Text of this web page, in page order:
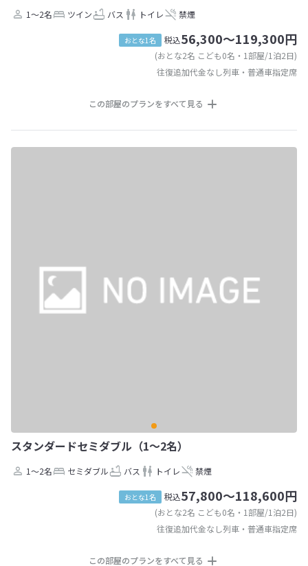
1～2名 ツイン バス トイレ 禁煙
おとな1名 税込56,300～119,300円
(おとな2名 こども0名・1部屋/1泊2日)
往復追加代金なし列車・普通車指定席
この部屋のプランをすべて見る
スタンダードセミダブル（1～2名）
1～2名 セミダブル バス トイレ 禁煙
おとな1名 税込57,800～118,600円
(おとな2名 こども0名・1部屋/1泊2日)
往復追加代金なし列車・普通車指定席
この部屋のプランをすべて見る